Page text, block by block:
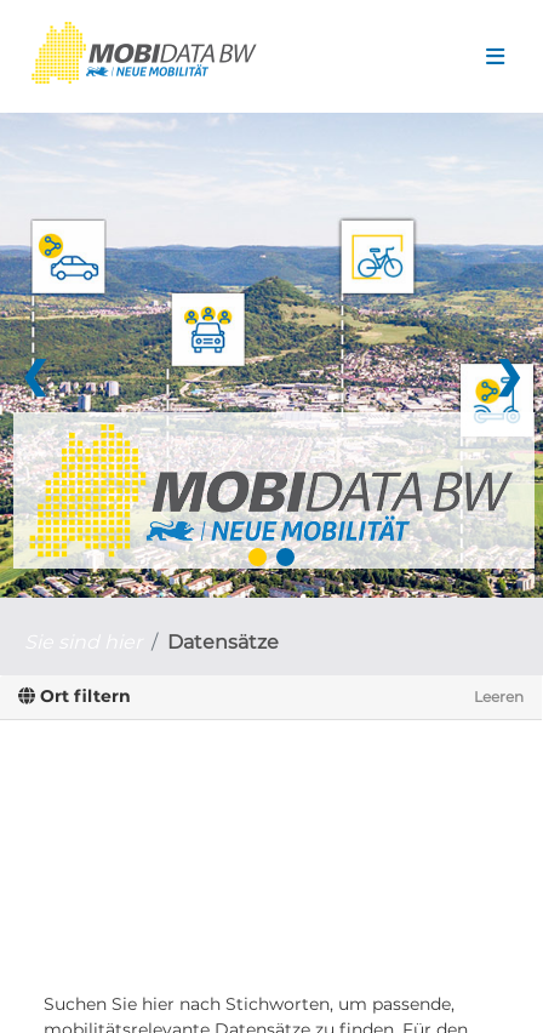
❮ ❯
Datensätze
Ort filtern Leeren
Suchen Sie hier nach Stichworten, um passende,